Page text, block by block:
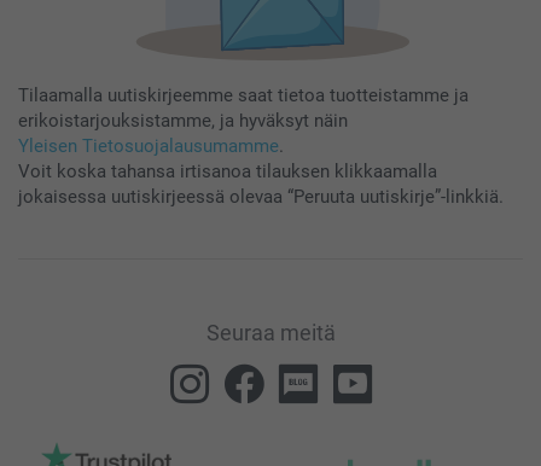
Tilaamalla uutiskirjeemme saat tietoa tuotteistamme ja
erikoistarjouksistamme, ja hyväksyt näin
Yleisen Tietosuojalausumamme.
Voit koska tahansa irtisanoa tilauksen klikkaamalla
jokaisessa uutiskirjeessä olevaa “Peruuta uutiskirje”-linkkiä.
Seuraa meitä